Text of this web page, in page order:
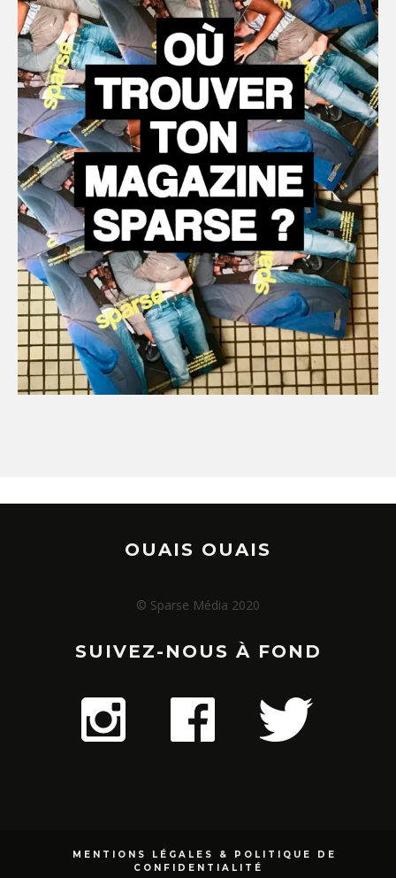
OUAIS OUAIS
© Sparse Média 2020
SUIVEZ-NOUS À FOND
MENTIONS LÉGALES & POLITIQUE DE
CONFIDENTIALITÉ